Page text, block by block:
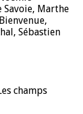
Marthe
Sébastien
champs